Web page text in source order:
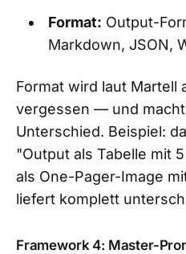
Format: Output-
Markdown, JSON,
Format wird laut Martell
vergessen — und
Unterschied. Beispiel:
"Output als Tabelle mit
als One-Pager-Image
liefert komplett
Framework 4: Master-